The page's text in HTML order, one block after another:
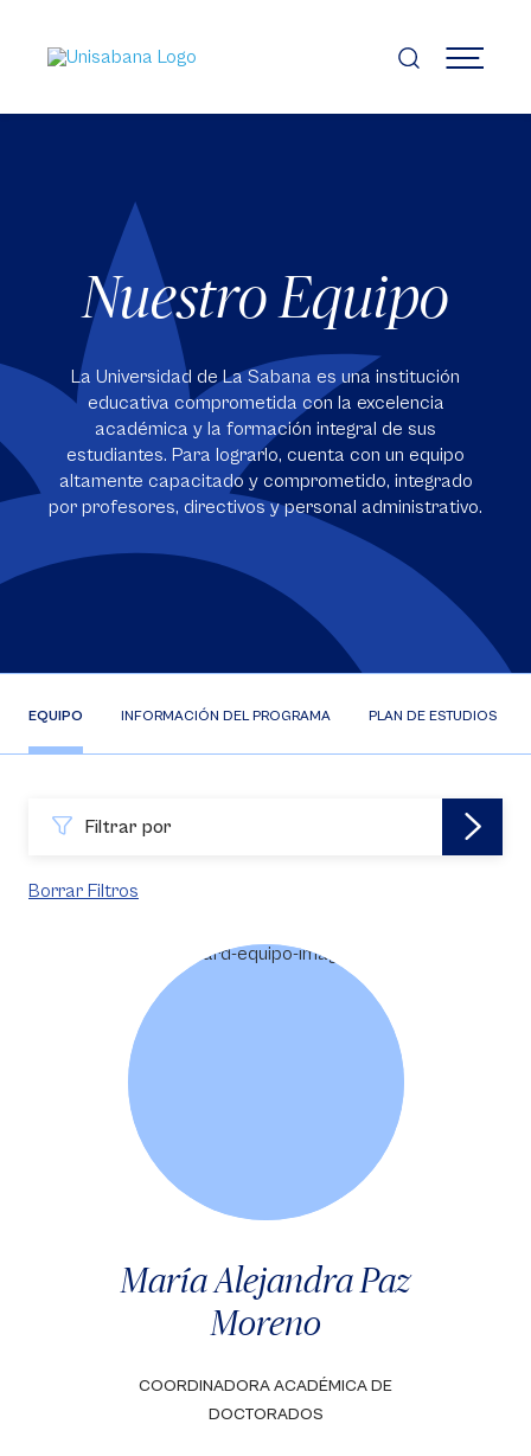
contenido
principal
MENÚ
Nuestro Equipo
La Universidad de La Sabana es una institución
educativa comprometida con la excelencia
académica y la formación integral de sus
estudiantes. Para lograrlo, cuenta con un equipo
altamente capacitado y comprometido, integrado
por profesores, directivos y personal administrativo.
EQUIPO INFORMACIÓN DEL PROGRAMA PLAN DE ESTUDIOS
Filtrar por
Borrar Filtros
María Alejandra Paz
Moreno
COORDINADORA ACADÉMICA DE
DOCTORADOS